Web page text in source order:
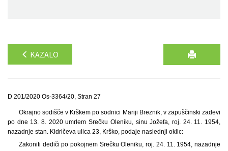
KAZALO
D 201/2020 Os-3364/20, Stran 27
Okrajno sodišče v Krškem po sodnici Mariji Breznik, v zapuščinski zadevi
po dne 13. 8. 2020 umrlem Srečku Oleniku, sinu Jožefa, roj. 24. 11. 1954,
nazadnje stan. Kidričeva ulica 23, Krško, podaje naslednji oklic:
Zakoniti dediči po pokojnem Srečku Oleniku, roj. 24. 11. 1954, nazadnje